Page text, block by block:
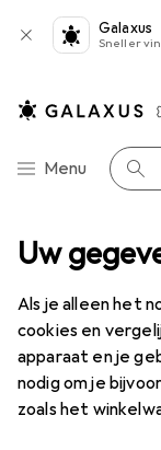
Uw
Als je alleen het
cookies en
apparaat en je
nodig om je
zoals het
Galaxus
Sneller
Categorie
Menu Zoek